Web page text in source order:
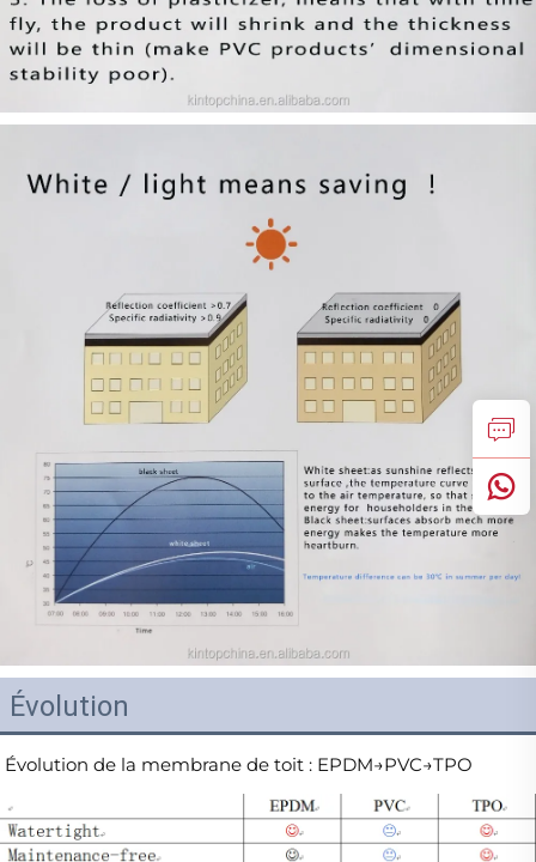
Évolution
Évolution de la membrane de toit : EPDM→PVC→TPO